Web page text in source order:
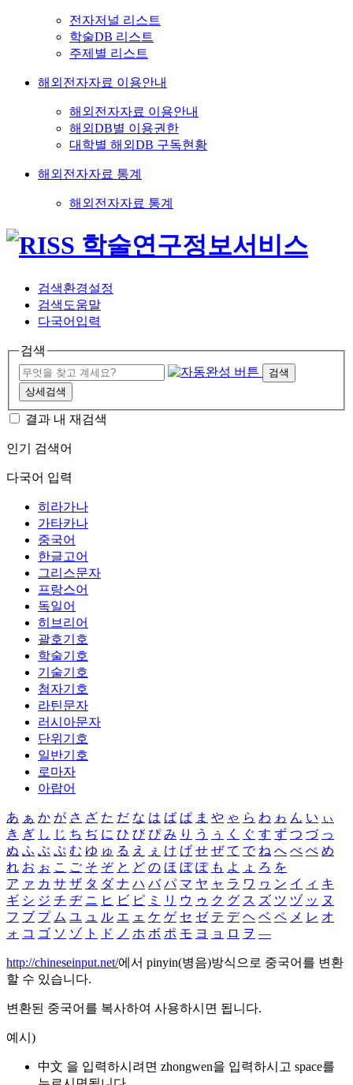
전자저널 리스트
학술DB 리스트
주제별 리스트
해외전자자료 이용안내
해외전자자료 이용안내
해외DB별 이용권한
대학별 해외DB 구독현황
해외전자자료 통계
해외전자자료 통계
검색환경설정
검색도움말
다국어입력
검색
검색
상세검색
결과 내 재검색
인기 검색어
다국어 입력
히라가나
가타카나
중국어
한글고어
그리스문자
프랑스어
독일어
히브리어
괄호기호
학술기호
기술기호
첨자기호
라틴문자
러시아문자
단위기호
일반기호
로마자
아랍어
あ ぁ か が さ ざ た だ な は ば ぱ ま や ゃ ら わ ゎ ん い ぃ
き ぎ し じ ち ぢ に ひ び ぴ み り う ぅ く ぐ す ず つ づ っ
ぬ ふ ぶ ぷ む ゆ ゅ る え ぇ け げ せ ぜ て で ね へ べ ぺ め
れ お ぉ こ ご そ ぞ と ど の ほ ぼ ぽ も よ ょ ろ を
ア ァ カ サ ザ タ ダ ナ ハ バ パ マ ヤ ャ ラ ワ ヮ ン イ ィ キ
ギ シ ジ チ ヂ ニ ヒ ビ ピ ミ リ ウ ゥ ク グ ス ズ ツ ヅ ッ ヌ
フ ブ プ ム ユ ュ ル エ ェ ケ ゲ セ ゼ テ デ ヘ ベ ペ メ レ オ
ォ コ ゴ ソ ゾ ト ド ノ ホ ボ ポ モ ヨ ョ ロ ヲ ―
http://chineseinput.net/에서 pinyin(병음)방식으로 중국어를 변환
할 수 있습니다.
변환된 중국어를 복사하여 사용하시면 됩니다.
예시)
中文 을 입력하시려면 zhongwen을 입력하시고 space를